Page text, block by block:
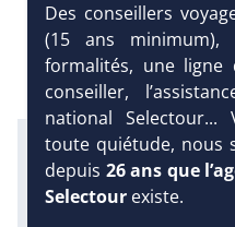
Excursions en petit
notre partenaire
Attitude
Des conseillers
(15 ans minimum),
formalités, une
conseiller,
national
toute quiétude, nous
depuis 26 ans que
Selectour existe.